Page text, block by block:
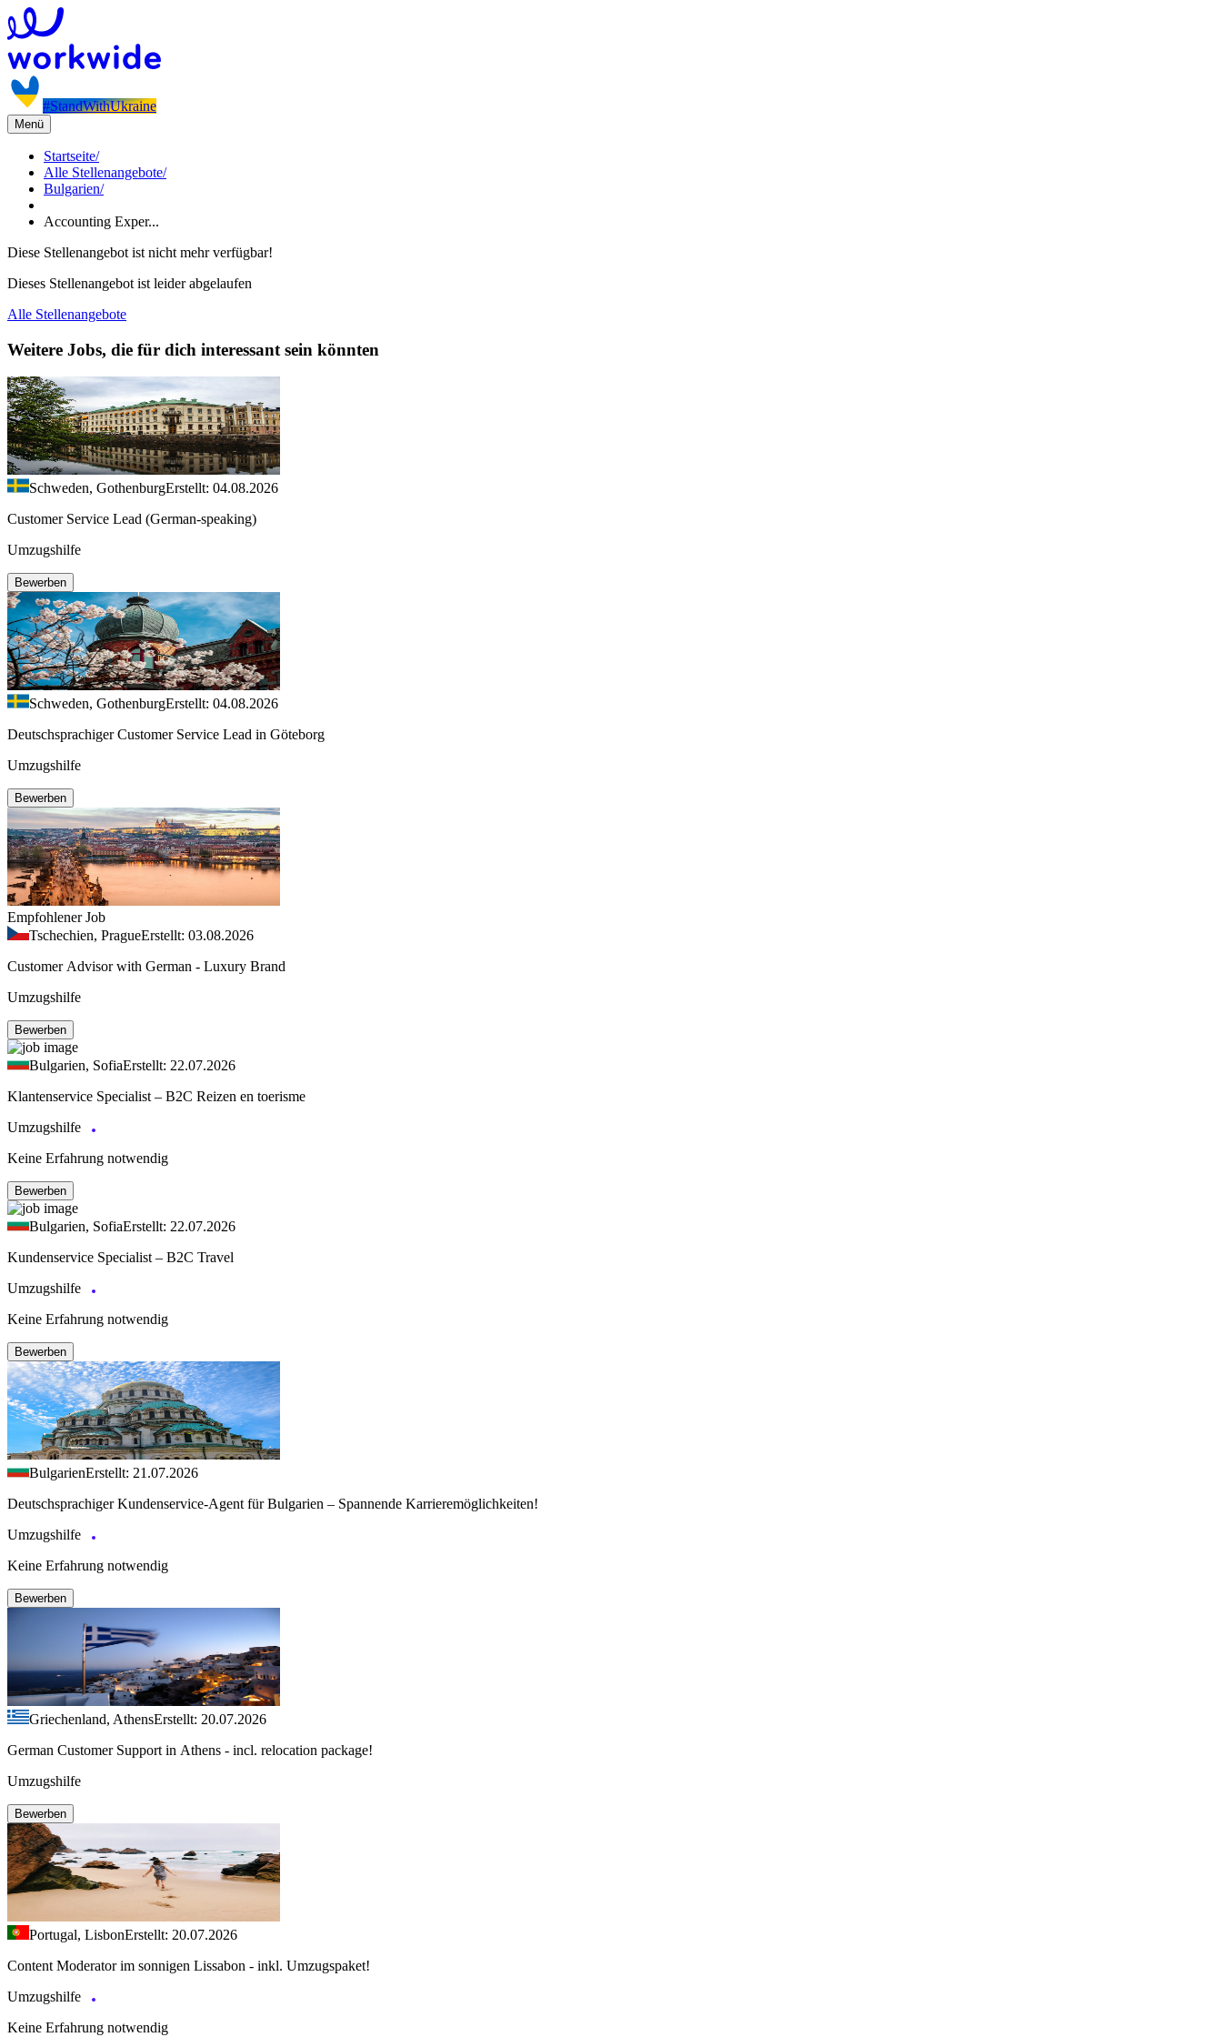
#StandWithUkraine
Menü
Startseite/
Alle Stellenangebote/
Bulgarien/
Accounting Exper...
Diese Stellenangebot ist nicht mehr verfügbar!
Dieses Stellenangebot ist leider abgelaufen
Alle Stellenangebote
Weitere Jobs, die für dich interessant sein könnten
Schweden, GothenburgErstellt: 04.08.2026
Customer Service Lead (German-speaking)
Umzugshilfe
Bewerben
Schweden, GothenburgErstellt: 04.08.2026
Deutschsprachiger Customer Service Lead in Göteborg
Umzugshilfe
Bewerben
Empfohlener Job
Tschechien, PragueErstellt: 03.08.2026
Customer Advisor with German - Luxury Brand
Umzugshilfe
Bewerben
Bulgarien, SofiaErstellt: 22.07.2026
Klantenservice Specialist – B2C Reizen en toerisme
Umzugshilfe
Keine Erfahrung notwendig
Bewerben
Bulgarien, SofiaErstellt: 22.07.2026
Kundenservice Specialist – B2C Travel
Umzugshilfe
Keine Erfahrung notwendig
Bewerben
BulgarienErstellt: 21.07.2026
Deutschsprachiger Kundenservice-Agent für Bulgarien – Spannende Karrieremöglichkeiten!
Umzugshilfe
Keine Erfahrung notwendig
Bewerben
Griechenland, AthensErstellt: 20.07.2026
German Customer Support in Athens - incl. relocation package!
Umzugshilfe
Bewerben
Portugal, LisbonErstellt: 20.07.2026
Content Moderator im sonnigen Lissabon - inkl. Umzugspaket!
Umzugshilfe
Keine Erfahrung notwendig